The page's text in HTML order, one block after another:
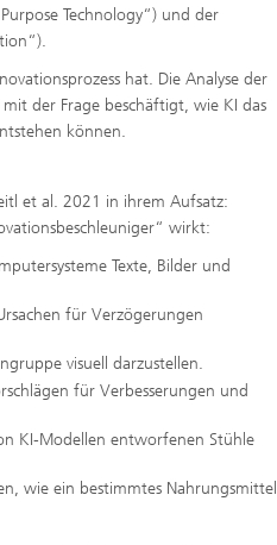
Technology“) und der
hat. Die Analyse der
der Frage beschäftigt, wie KI das
können.
et al. 2021 in ihrem Aufsatz:
wirkt:
Texte, Bilder und
für Verzögerungen
visuell darzustellen.
für Verbesserungen und
KI-Modellen entworfenen Stühle
wie ein bestimmtes Nahrungsmittel